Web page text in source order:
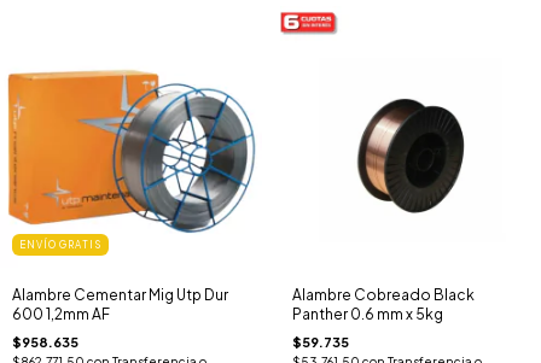
ENVÍO GRATIS
Alambre Cementar Mig Utp Dur
600 1,2mm AF
$958.635
Alambre Cobreado Black
Panther 0.6 mm x 5kg
$59.735